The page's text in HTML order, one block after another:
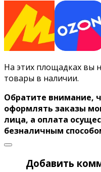
На этих площадках вы
товары в наличии.
Обратите внимание,
оформлять заказы
лица, а оплата
безналичным
Добавить